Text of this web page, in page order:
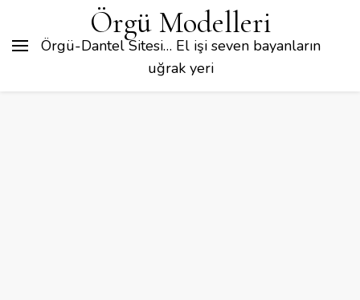
Örgü Modelleri
Örgü-Dantel Sitesi… El işi seven bayanların
uğrak yeri